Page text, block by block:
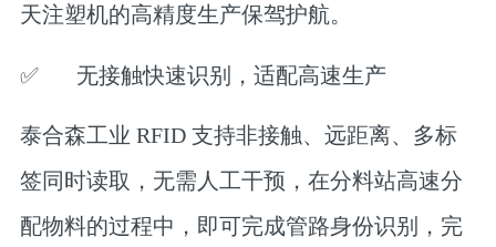
天注塑机的高精度生产保驾护航。
✅ 无接触快速识别，适配高速生产
泰合森工业 RFID 支持非接触、远距离、多标
签同时读取，无需人工干预，在分料站高速分
配物料的过程中，即可完成管路身份识别，完